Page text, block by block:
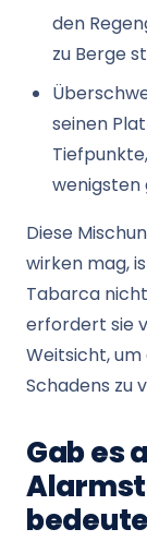
den
zu Berge
seinen
wenigsten
Diese
wirken mag,
Tabarca
erfordert sie
Weitsicht,
Schadens zu
Gab es